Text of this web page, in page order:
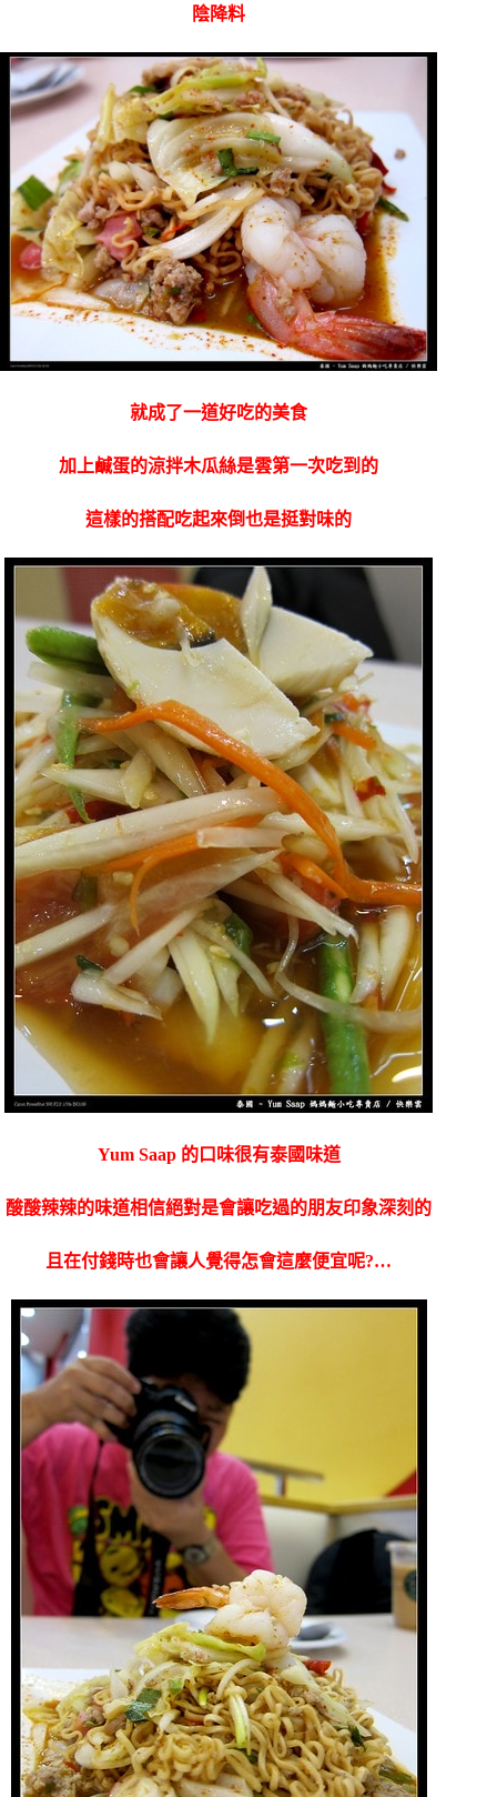
陰降料
就成了一道好吃的美食
加上鹹蛋的涼拌木瓜絲是雲第一次吃到的
這樣的搭配吃起來倒也是挺對味的
Yum Saap 的口味很有泰國味道
酸酸辣辣的味道相信絕對是會讓吃過的朋友印象深刻的
且在付錢時也會讓人覺得怎會這麼便宜呢?…